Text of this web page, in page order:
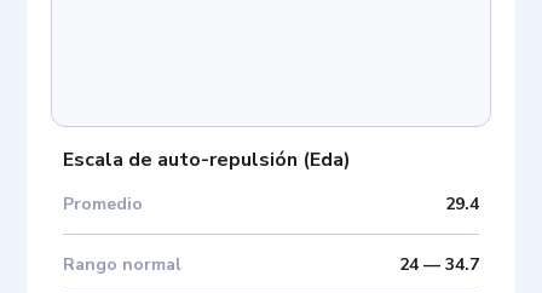
Escala de auto-repulsión (Eda)
Promedio 29.4
Rango normal 24— 34.7